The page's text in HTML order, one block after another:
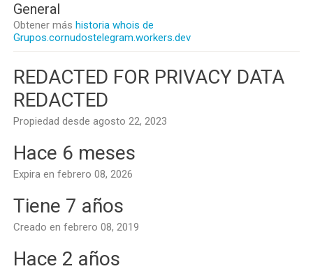
General
Obtener más historia whois de
Grupos.cornudostelegram.workers.dev
REDACTED FOR PRIVACY DATA
REDACTED
Propiedad desde agosto 22, 2023
Hace 6 meses
Expira en febrero 08, 2026
Tiene 7 años
Creado en febrero 08, 2019
Hace 2 años